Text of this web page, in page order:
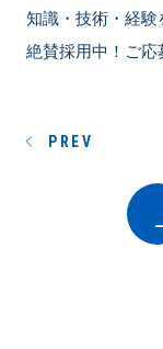
知識・技術・経験
絶賛採用中！ご応
PREV